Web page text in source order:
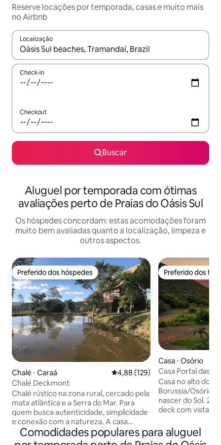
Reserve locações por temporada, casas e muito mais
no Airbnb
Localização
Quando os resultados estiverem disponíveis, explore-os
Check-in
Checkout
Buscar
Aluguel por temporada com ótimas
avaliações perto de Praias do Oásis Sul
Os hóspedes concordam: estas acomodações foram
muito bem avaliadas quanto a localização, limpeza e
outros aspectos.
Preferido dos hóspedes
Preferido dos hóspedes
Chalé ⋅ Caraá 4,88 de uma avaliação média de
4,88 (129)
Chalé Deckmont
Chalé rústico na zona rural, cercado pela
mata atlântica e a Serra do Mar. Para
quem busca autenticidade, simplicidade
e conexão com a natureza. A casa
oferece conforto, privacidade, internet
excelente, atendimento personalizado,
Preferido dos
Preferido dos
Casa ⋅ Osório
Casa Portal das
Alto do Morro
Casa no alto do
Borussia/Osório
nascer do Sol. 2 hóspedes adultos Amplo
deck com vista,
(interna/externa),
equipada, 2 banheiros com chuveiros à
Comodidades populares para aluguel